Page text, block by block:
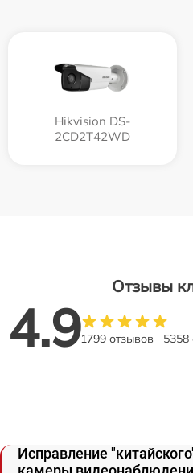
Hikvision DS-
2CD2T42WD
Отзывы
4.91799 отзывов 5358
Исправление